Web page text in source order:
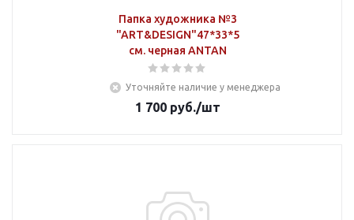
Папка художника №3
"ART&DESIGN"47*33*5
см. черная ANTAN
Уточняйте наличие у менеджера
1 700руб./шт